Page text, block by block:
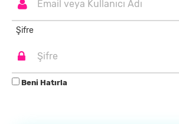
Şifre
Beni Hatırla